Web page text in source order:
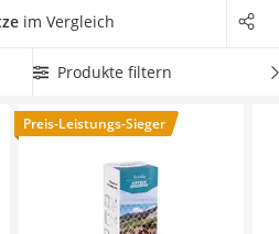
Optik
haben wir unterschiedliche
das ModellPiupet Katzennetz
im Vergleich
Produkte filtern
Preis-Leistungs-Sieger